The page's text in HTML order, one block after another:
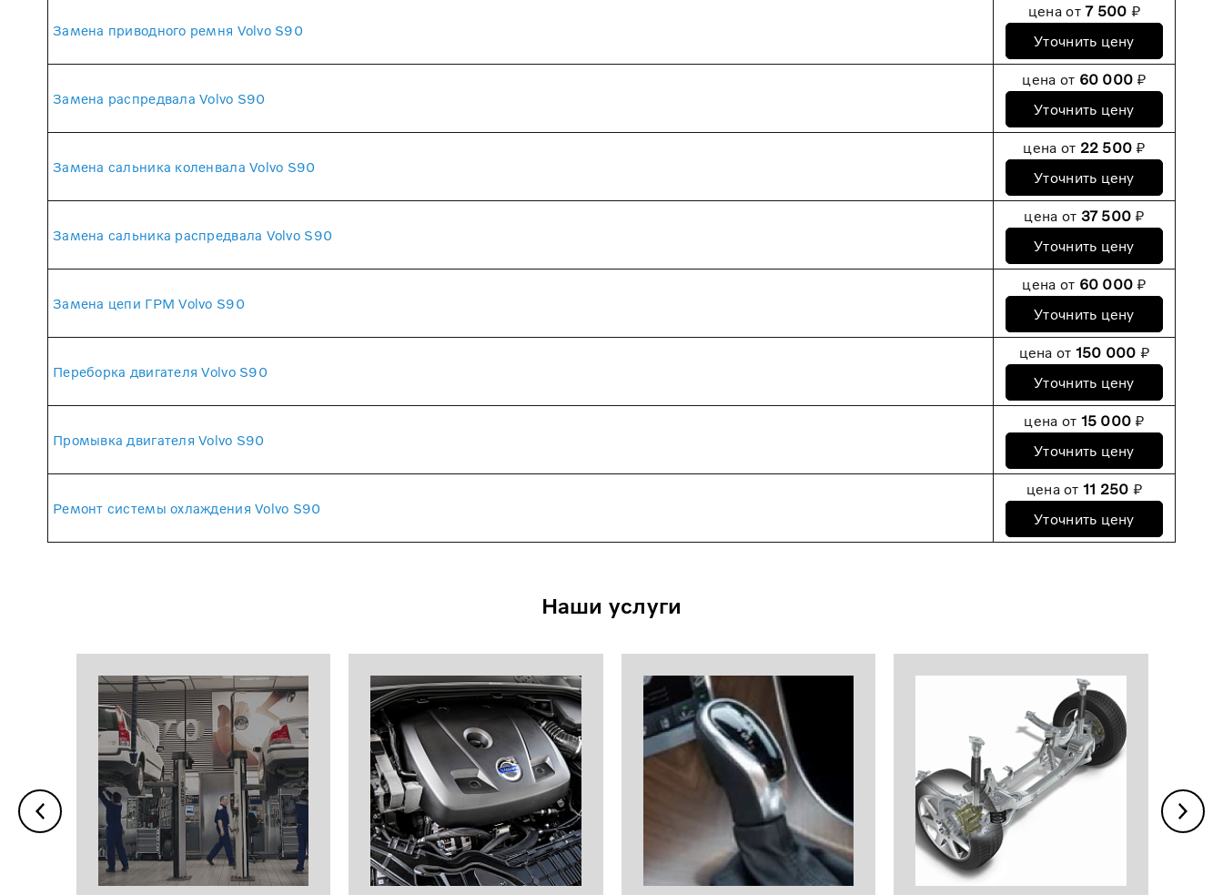
Замена приводного ремня Volvo S90
цена от7 500 ₽
Уточнить цену
Замена распредвала Volvo S90
цена от 60 000 ₽
Уточнить цену
Замена сальника коленвала Volvo S90
цена от 22 500 ₽
Уточнить цену
Замена сальника распредвала Volvo S90
цена от 37 500 ₽
Уточнить цену
Замена цепи ГРМ Volvo S90
цена от 60 000 ₽
Уточнить цену
Переборка двигателя Volvo S90
цена от 150 000 ₽
Уточнить цену
Промывка двигателя Volvo S90
цена от 15 000 ₽
Уточнить цену
Ремонт системы охлаждения Volvo S90
цена от 11 250 ₽
Уточнить цену
Наши услуги